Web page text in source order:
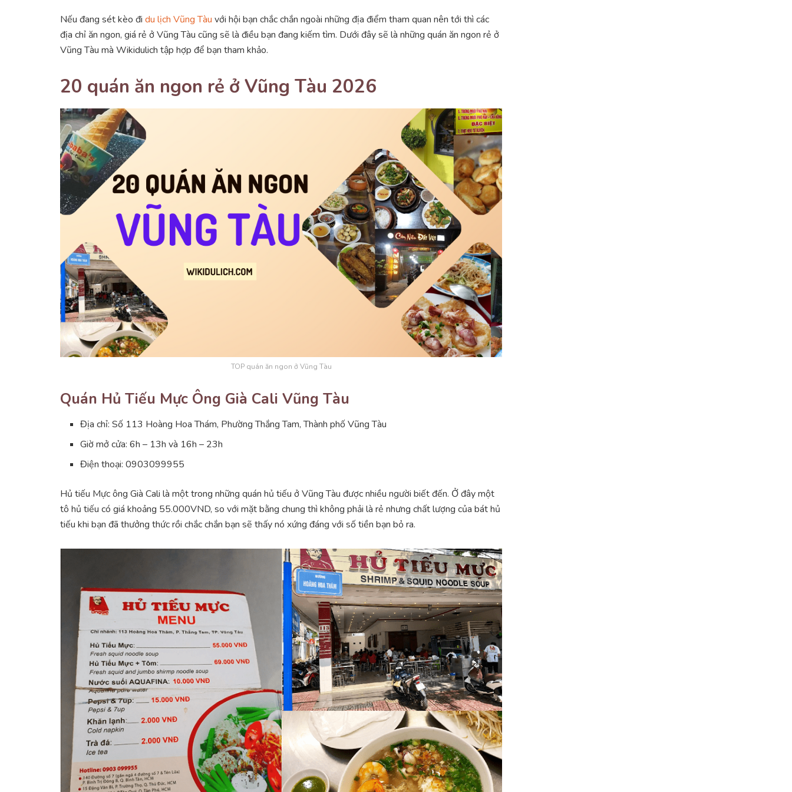
Nếu đang sét kèo đi du lịch Vũng Tàu với hội bạn chắc chắn ngoài những địa điểm tham quan nên tới thì các
địa chỉ ăn ngon, giá rẻ ở Vũng Tàu cũng sẽ là điều bạn đang kiếm tìm. Dưới đây sẽ là những quán ăn ngon rẻ ở
Vũng Tàu mà Wikidulich tập hợp để bạn tham khảo.
20 quán ăn ngon rẻ ở Vũng Tàu 2026
TOP quán ăn ngon ở Vũng Tàu
Quán Hủ Tiếu Mực Ông Già Cali Vũng Tàu
Địa chỉ: Số 113 Hoàng Hoa Thám, Phường Thắng Tam, Thành phố Vũng Tàu
Giờ mở cửa: 6h – 13h và 16h – 23h
Điện thoại: 0903099955
Hủ tiếu Mực ông Già Cali là một trong những quán hủ tiếu ở Vũng Tàu được nhiều người biết đến. Ở đây một
tô hủ tiếu có giá khoảng 55.000VND, so với mặt bằng chung thì không phải là rẻ nhưng chất lượng của bát hủ
tiếu khi bạn đã thưởng thức rồi chắc chắn bạn sẽ thấy nó xứng đáng với số tiền bạn bỏ ra.